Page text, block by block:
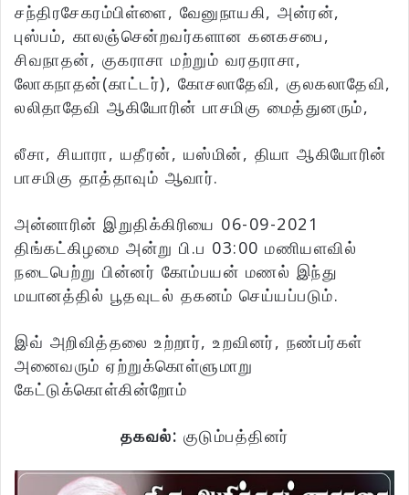
சந்திரசேகரம்பிள்ளை, வேனுநாயகி, அன்ரன்,
புஸ்பம், காலஞ்சென்றவர்களான கனகசபை,
சிவநாதன், குகராசா மற்றும் வரதராசா,
லோகநாதன்(காட்டர்), கோசலாதேவி, குலகலாதேவி,
லலிதாதேவி ஆகியோரின் பாசமிகு மைத்துனரும்,
லீசா, சியாரா, யதீரன், யஸ்மின், தியா ஆகியோரின்
பாசமிகு தாத்தாவும் ஆவார்.
அன்னாரின் இறுதிக்கிரியை 06-09-2021
திங்கட்கிழமை அன்று பி.ப 03:00 மணியளவில்
நடைபெற்று பின்னர் கோம்பயன் மணல் இந்து
மயானத்தில் பூதவுடல் தகனம் செய்யப்படும்.
இவ் அறிவித்தலை உற்றார், உறவினர், நண்பர்கள்
அனைவரும் ஏற்றுக்கொள்ளுமாறு
கேட்டுக்கொள்கின்றோம்
தகவல்: குடும்பத்தினர்